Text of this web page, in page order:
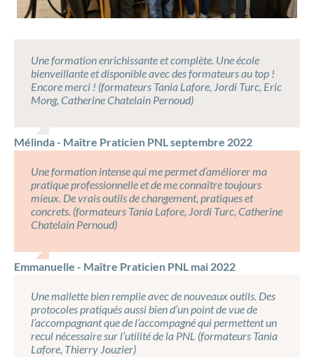
Une formation enrichissante et complète. Une école
bienveillante et disponible avec des formateurs au top !
Encore merci ! (formateurs Tania Lafore, Jordi Turc, Eric
Mong, Catherine Chatelain Pernoud)
Mélinda - Maître Praticien PNL septembre 2022
Une formation intense qui me permet d’améliorer ma
pratique professionnelle et de me connaître toujours
mieux. De vrais outils de changement, pratiques et
concrets. (formateurs Tania Lafore, Jordi Turc, Catherine
Chatelain Pernoud)
Emmanuelle - Maître Praticien PNL mai 2022
Une mallette bien remplie avec de nouveaux outils. Des
protocoles pratiqués aussi bien d’un point de vue de
l’accompagnant que de l’accompagné qui permettent un
recul nécessaire sur l’utilité de la PNL (formateurs Tania
Lafore, Thierry Jouzier)